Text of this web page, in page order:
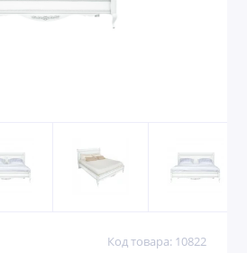
Код товара: 10822